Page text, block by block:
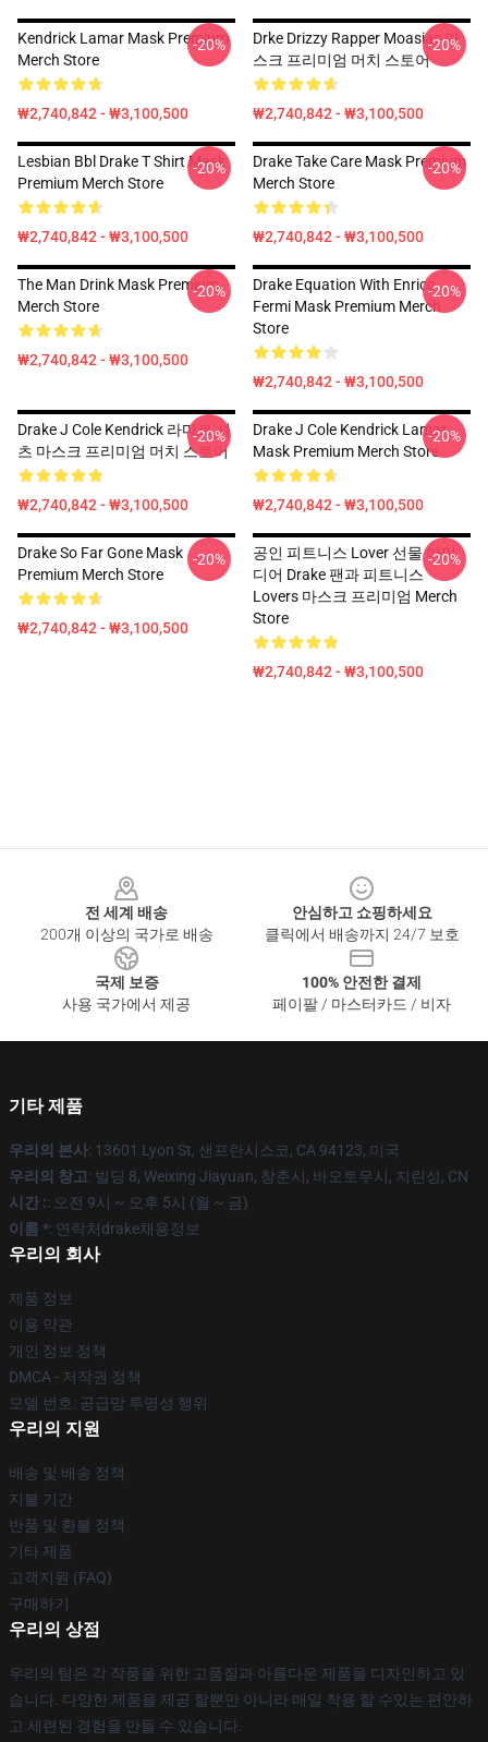
Kendrick Lamar Mask Premium
Merch Store
₩2,740,842 - ₩3,100,500
-20%
Drke Drizzy Rapper Moasiac 마
스크 프리미엄 머치 스토어
₩2,740,842 - ₩3,100,500
-20%
Lesbian Bbl Drake T Shirt Mask
Premium Merch Store
₩2,740,842 - ₩3,100,500
-20%
Drake Take Care Mask Premium
Merch Store
₩2,740,842 - ₩3,100,500
-20%
The Man Drink Mask Premium
Merch Store
₩2,740,842 - ₩3,100,500
-20%
Drake Equation With Enrico
Fermi Mask Premium Merch
Store
₩2,740,842 - ₩3,100,500
-20%
Drake J Cole Kendrick 라마르 셔
츠 마스크 프리미엄 머치 스토어
₩2,740,842 - ₩3,100,500
-20%
Drake J Cole Kendrick Lamar
Mask Premium Merch Store
₩2,740,842 - ₩3,100,500
-20%
Drake So Far Gone Mask
Premium Merch Store
₩2,740,842 - ₩3,100,500
-20%
공인 피트니스 Lover 선물 아이
디어 Drake 팬과 피트니스
Lovers 마스크 프리미엄 Merch
Store
₩2,740,842 - ₩3,100,500
-20%
전 세계 배송
200개 이상의 국가로 배송
안심하고 쇼핑하세요
클릭에서 배송까지 24/7 보호
국제 보증
사용 국가에서 제공
100% 안전한 결제
페이팔 / 마스터카드 / 비자
기타 제품
우리의 본사: 13601 Lyon St, 샌프란시스코, CA 94123, 미국
우리의 창고: 빌딩 8, Weixing Jiayuan, 창춘시, 바오토우시, 지린성, CN
시간 :: 오전 9시 ~ 오후 5시 (월 ~ 금)
이름 *: 연락처drake채용정보
우리의 회사
제품 정보
이용 약관
개인 정보 정책
DMCA - 저작권 정책
모델 번호: 공급망 투명성 행위
우리의 지원
배송 및 배송 정책
지불 기간
반품 및 환불 정책
기타 제품
고객지원 (FAQ)
구매하기
우리의 상점
우리의 팀은 각 작풍을 위한 고품질과 아름다운 제품을 디자인하고 있
습니다. 다양한 제품을 제공 할뿐만 아니라 매일 착용 할 수있는 편안하
고 세련된 경험을 만들 수 있습니다.